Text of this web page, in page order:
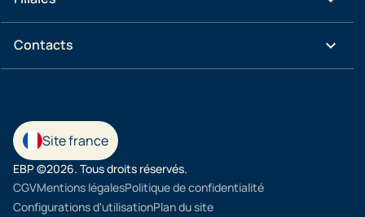
Contacts keyboard_arrow_down
Site france
EBP ©2026. Tous droits réservés.
CGVMentions légalesPolitique de confidentialité
Configurations d'utilisationPlan du site